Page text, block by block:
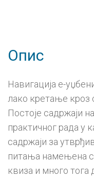
Опис
Навигација е-
лако кретање кроз
Постоје садржаји
практичног рада у
садржаји за
питања намењена
квиза и много тога